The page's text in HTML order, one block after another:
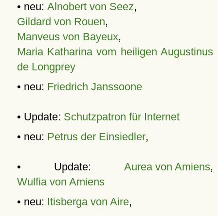
• neu: Alnobert von Seez,
Gildard von Rouen,
Manveus von Bayeux,
Maria Katharina vom heiligen Augustinus
de Longprey
• neu: Friedrich Janssoone
• Update: Schutzpatron für Internet
• neu: Petrus der Einsiedler,
• Update: Aurea von Amiens,
Wulfia von Amiens
• neu: Itisberga von Aire,